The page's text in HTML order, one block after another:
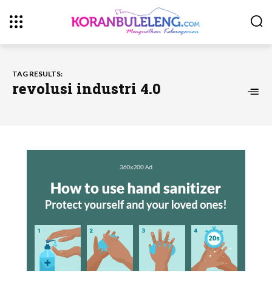
TAG RESULTS:
revolusi industri 4.0